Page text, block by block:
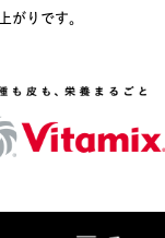
がりです。